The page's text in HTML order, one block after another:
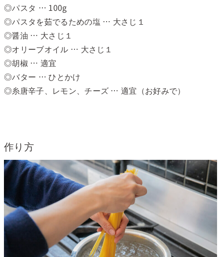
◎パスタ … 100g
◎パスタを茹でるための塩 … 大さじ１
◎醤油 … 大さじ１
◎オリーブオイル … 大さじ１
◎胡椒 … 適宜
◎バター … ひとかけ
◎糸唐辛子、レモン、チーズ … 適宜（お好みで）
作り方